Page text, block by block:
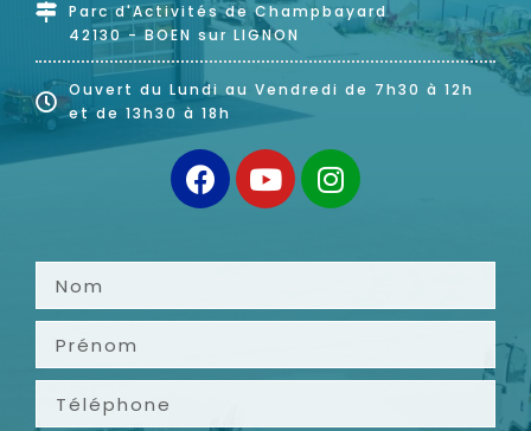
Parc d'Activités de Champbayard
42130 - BOEN sur LIGNON
Ouvert du Lundi au Vendredi de 7h30 à 12h
et de 13h30 à 18h